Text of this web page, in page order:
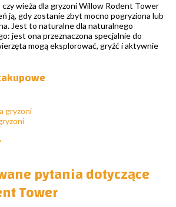
czy wieża dla gryzoni Willow Rodent Tower
ją, gdy zostanie zbyt mocno pogryziona lub
Jest to naturalne dla naturalnego
jest ona przeznaczona specjalnie do
mogą eksplorować, gryźć i aktywnie
gryzoni
pytania dotyczące
Tower